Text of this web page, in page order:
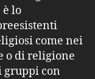
è lo
come nei
o di religione
gruppi con